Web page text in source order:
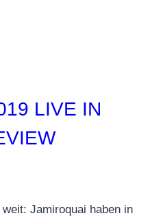
LIVE IN
Jamiroquai haben in